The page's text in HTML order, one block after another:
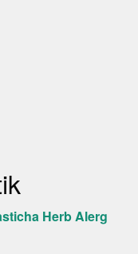
Herb Alerg